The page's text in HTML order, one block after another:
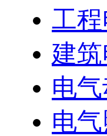
工
建
电
电